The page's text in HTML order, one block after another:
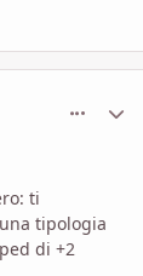
ti
tipologia
di +2